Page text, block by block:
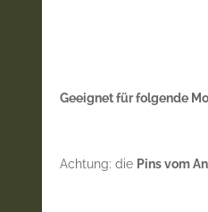
Geeignet für folgende
Achtung: die Pins vom